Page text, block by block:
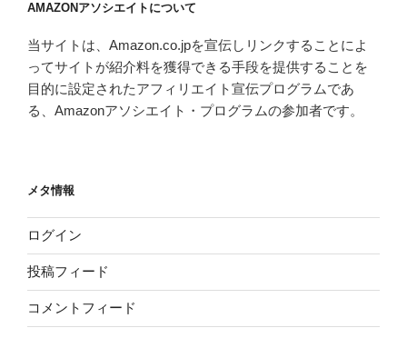
ブ
AMAZONアソシエイトについて
当サイトは、Amazon.co.jpを宣伝しリンクすることによ
ってサイトが紹介料を獲得できる手段を提供することを
目的に設定されたアフィリエイト宣伝プログラムであ
る、Amazonアソシエイト・プログラムの参加者です。
メタ情報
ログイン
投稿フィード
コメントフィード